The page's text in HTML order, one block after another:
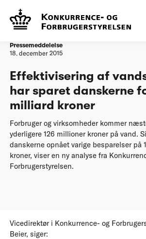
Forside
milliard kroner
Pressemeddelelse
18. december 2015
Effektivisering af
har sparet danskerne
milliard kroner
Forbruger og virksomheder kommer
yderligere 126 millioner kroner på vand.
danskerne opnået varige besparelser på
kroner, viser en ny analyse fra
Forbrugerstyrelsen.
Vicedirektør i Konkurrence- og
Beier, siger: